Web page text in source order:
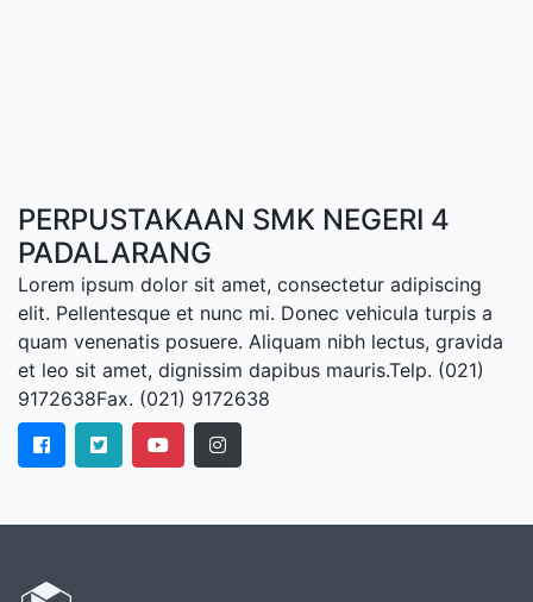
PERPUSTAKAAN SMK NEGERI 4
PADALARANG
Lorem ipsum dolor sit amet, consectetur adipiscing
elit. Pellentesque et nunc mi. Donec vehicula turpis a
quam venenatis posuere. Aliquam nibh lectus, gravida
et leo sit amet, dignissim dapibus mauris.Telp. (021)
9172638Fax. (021) 9172638